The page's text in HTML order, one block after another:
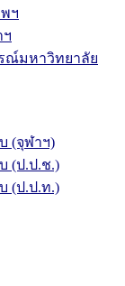
ฯ
ณ์มหาวิทยาลัย
(จุฬาฯ)
(ป.ป.ช.)
(ป.ป.ท.)